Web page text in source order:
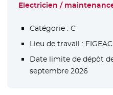
Electricien /
Catégorie : C
Lieu de travail : FIGEAC
Date limite de dépôt
septembre 2026